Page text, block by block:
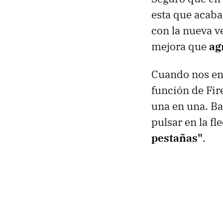
esta que
con la nueva
mejora que
Cuando nos
función de
una en una.
pulsar en la
pestañas".